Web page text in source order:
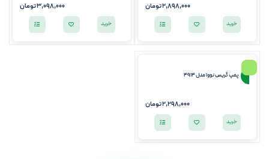
2,898,000تومان
خرید
3,098,000تومان
خرید
پمپ گریس نووا مدل 4914
2,298,000تومان
خرید